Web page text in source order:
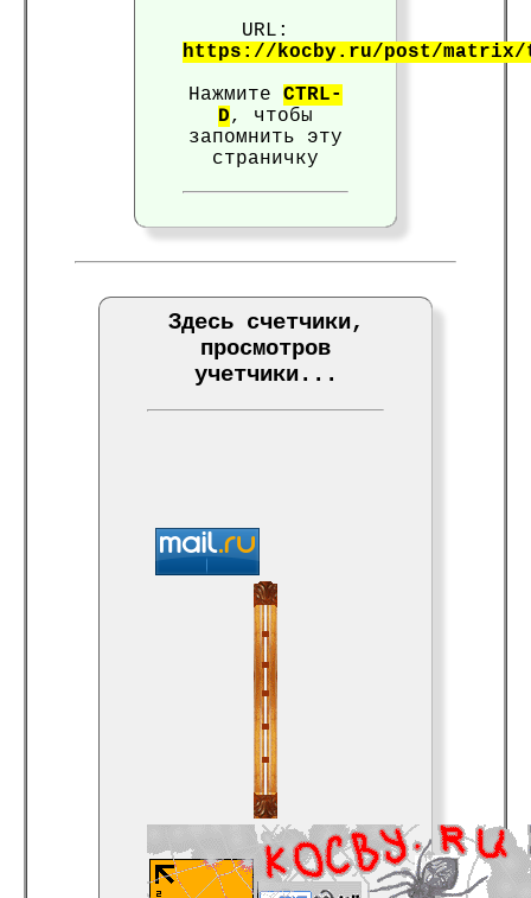
URL:
https://kocby.ru/post/matrix/
Нажмите CTRL-
D, чтобы
запомнить эту
страничку
Здесь счетчики,
просмотров
учетчики...